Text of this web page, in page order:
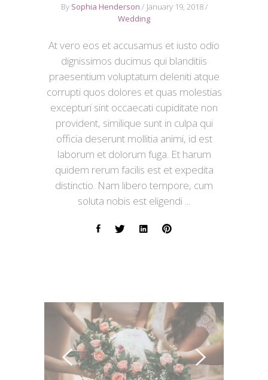
By Sophia Henderson
January 19, 2018
Wedding
At vero eos et accusamus et iusto odio
dignissimos ducimus qui blanditiis
praesentium voluptatum deleniti atque
corrupti quos dolores et quas molestias
excepturi sint occaecati cupiditate non
provident, similique sunt in culpa qui
officia deserunt mollitia animi, id est
laborum et dolorum fuga. Et harum
quidem rerum facilis est et expedita
distinctio. Nam libero tempore, cum
soluta nobis est eligendi